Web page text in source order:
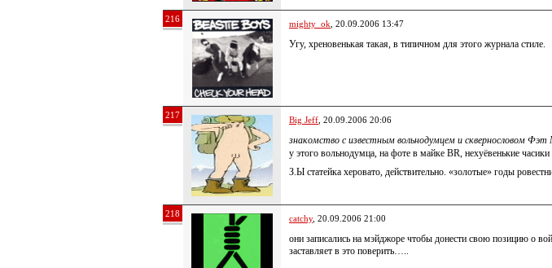
216 mighty_ok , 20.09.2006 13:47
Угу, хреновенькая такая, в типичном для этого журнала стиле.
217 Big Jeff , 20.09.2006 20:06
знакомство с известным вольнодумцем и сквернословом
у этого вольнодумца, на фоте в майке BR, нехуёвенькие часики
З.Ы статейка херовато, действительно. «золотые» годы
218 catchy, 20.09.2006 21:00
они записались на мэйджоре чтобы донести свою позицию о
заставляет в это поверить…..